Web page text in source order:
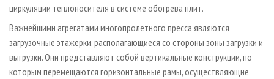
циркуляции теплоносителя в системе обогрева плит.
Важнейшими агрегатами многопролетного пресса являются
загрузочные этажерки, располагающиеся со стороны зоны загрузки и
выгрузки. Они представляют собой вертикальные конструкции, по
которым перемещаются горизонтальные рамы, осуществляющие